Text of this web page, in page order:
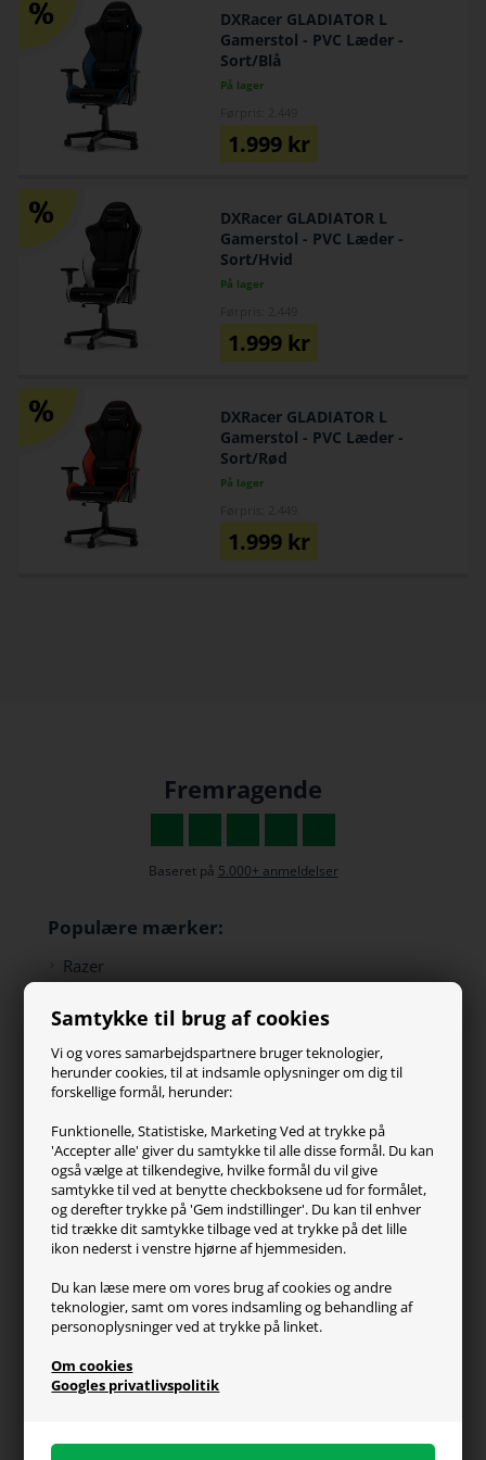
Samtykke til brug af cookies
Vi og vores samarbejdspartnere bruger teknologier,
herunder cookies, til at indsamle oplysninger om dig til
forskellige formål, herunder:
Funktionelle, Statistiske, Marketing Ved at trykke på
'Accepter alle' giver du samtykke til alle disse formål. Du kan
også vælge at tilkendegive, hvilke formål du vil give
samtykke til ved at benytte checkboksene ud for formålet,
og derefter trykke på 'Gem indstillinger'. Du kan til enhver
tid trække dit samtykke tilbage ved at trykke på det lille
ikon nederst i venstre hjørne af hjemmesiden.
Du kan læse mere om vores brug af cookies og andre
teknologier, samt om vores indsamling og behandling af
personoplysninger ved at trykke på linket.
Om cookies
Googles privatlivspolitik
DXRacer GLADIATOR L
Gamerstol - PVC Læder -
Sort/Blå
På lager
1.999 kr
DXRacer GLADIATOR L
Gamerstol - PVC Læder -
Sort/Hvid
På lager
1.999 kr
DXRacer GLADIATOR L
Gamerstol - PVC Læder -
Sort/Rød
På lager
1.999 kr
Fremragende
Baseret på 5.000+ anmeldelser
Populære mærker:
Razer
SteelSeries
ZOWIE
Turtle Beach
Kundeservice
Kontakt os
FAQ
Handelsvilkår
Reklamation
Generel info
Om os
Fragt og levering